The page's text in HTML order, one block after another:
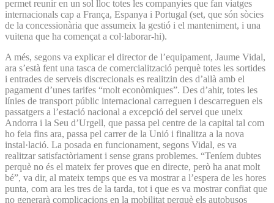
permet reunir en un sol lloc totes les companyies que fan viatges
internacionals cap a França, Espanya i Portugal (set, que són sòcies
de la concessionària que assumeix la gestió i el manteniment, i una
vuitena que ha començat a col·laborar-hi).
A més, segons va explicar el director de l’equipament, Jaume Vidal,
ara s’està fent una tasca de comercialització perquè totes les sortides
i entrades de serveis discrecionals es realitzin des d’allà amb el
pagament d’unes tarifes “molt econòmiques”. Des d’ahir, totes les
línies de transport públic internacional carreguen i descarreguen els
passatgers a l’estació nacional a excepció del servei que uneix
Andorra i la Seu d’Urgell, que passa pel centre de la capital tal com
ho feia fins ara, passa pel carrer de la Unió i finalitza a la nova
instal·lació. La posada en funcionament, segons Vidal, es va
realitzar satisfactòriament i sense grans problemes. “Teníem dubtes
perquè no és el mateix fer proves que en directe, però ha anat molt
bé”, va dir, al mateix temps que es va mostrar a l’espera de les hores
punta, com ara les tres de la tarda, tot i que es va mostrar confiat que
no generarà complicacions en la mobilitat perquè els autobusos